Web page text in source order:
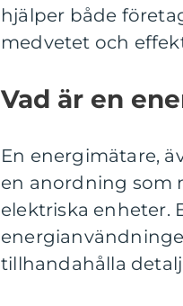
hjälper både
medvetet och
Vad är en
En energimätare,
en anordning som
elektriska enheter.
tillhandahålla